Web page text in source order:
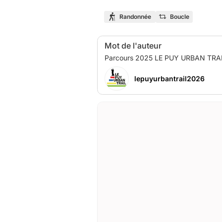
Randonnée Boucle
Mot de l'auteur
lepuyurbantrail2026